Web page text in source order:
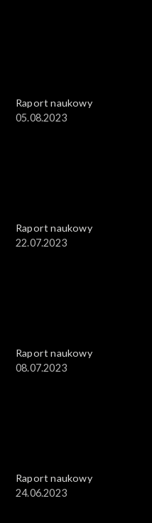
Raport naukowy
05.08.2023
Raport naukowy
22.07.2023
Raport naukowy
08.07.2023
Raport naukowy
24.06.2023